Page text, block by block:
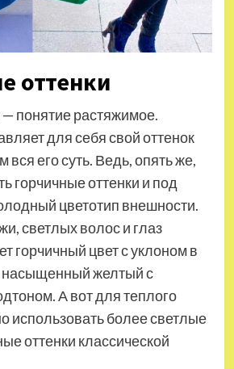
оттенки
понятие растяжимое.
для себя свой оттенок
вся его суть. Ведь, опять же,
горчичные оттенки и под
цветотип внешности.
светлых волос и глаз
горчичный цвет с уклоном в
желтый с
А вот для теплого
использовать более светлые
оттенки классической